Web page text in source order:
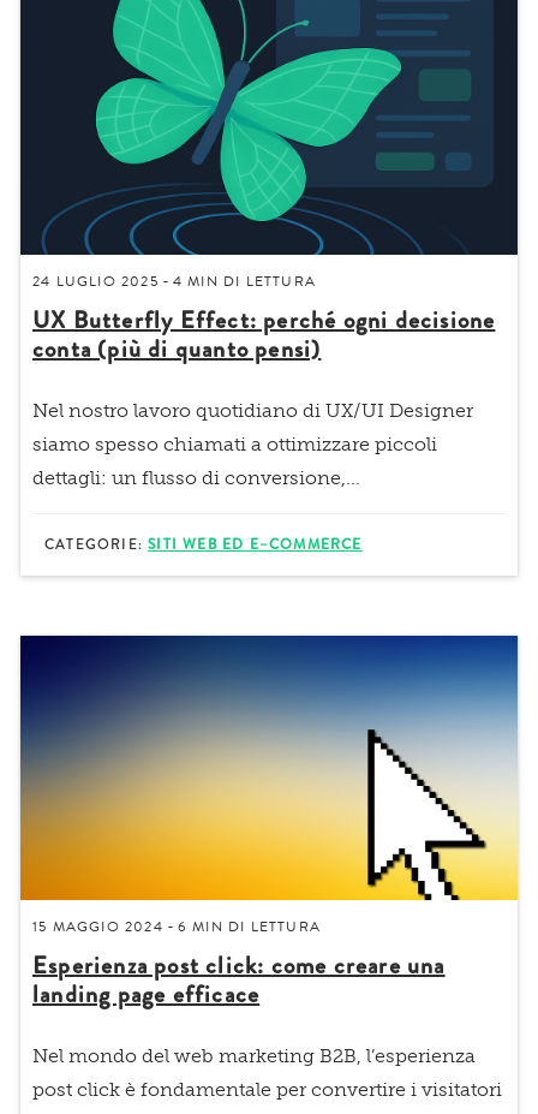
24 LUGLIO 2025 - 4 MIN DI LETTURA
UX Butterfly Effect: perché ogni decisione
conta (più di quanto pensi)
Nel nostro lavoro quotidiano di UX/UI Designer
siamo spesso chiamati a ottimizzare piccoli
dettagli: un flusso di conversione,...
CATEGORIE:SITI WEB ED E–COMMERCE
15 MAGGIO 2024 - 6 MIN DI LETTURA
Esperienza post click: come creare una
landing page efficace
Nel mondo del web marketing B2B, l’esperienza
post click è fondamentale per convertire i visitatori